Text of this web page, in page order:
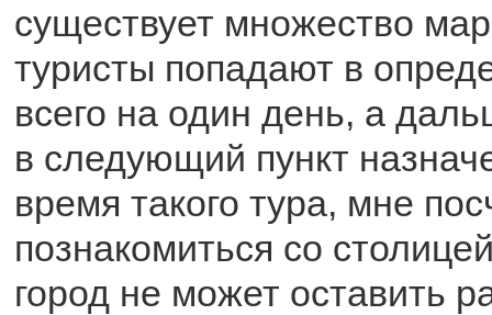
существует множество
туристы попадают в
всего на один день, а
в следующий пункт
время такого тура, мне
познакомиться со
город не может оставить